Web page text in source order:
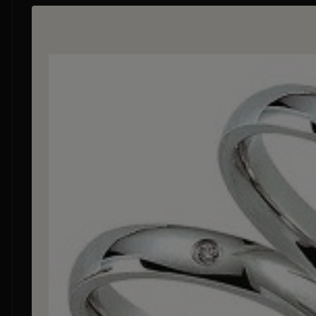
Bildergalerie überspringen